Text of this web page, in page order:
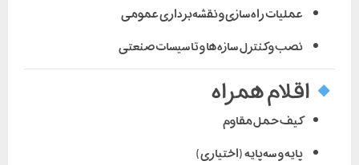
عملیات راه‌سازی و نقشه‌برداری عمومی
نصب و کنترل سازه‌ها و تاسیسات صنعتی
اقلام همراه
کیف حمل مقاوم
پایه و سه‌پایه (اختیاری)